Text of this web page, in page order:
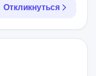
Откликнуться